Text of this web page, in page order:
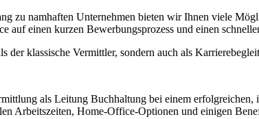
zu namhaften Unternehmen bieten wir Ihnen viele
auf einen kurzen Bewerbungsprozess und einen
der klassische Vermittler, sondern auch als
als Leitung Buchhaltung bei einem
Arbeitszeiten, Home-Office-Optionen und einigen